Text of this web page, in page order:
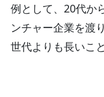
例として、20代か
ンチャー企業を渡
世代よりも長いこ